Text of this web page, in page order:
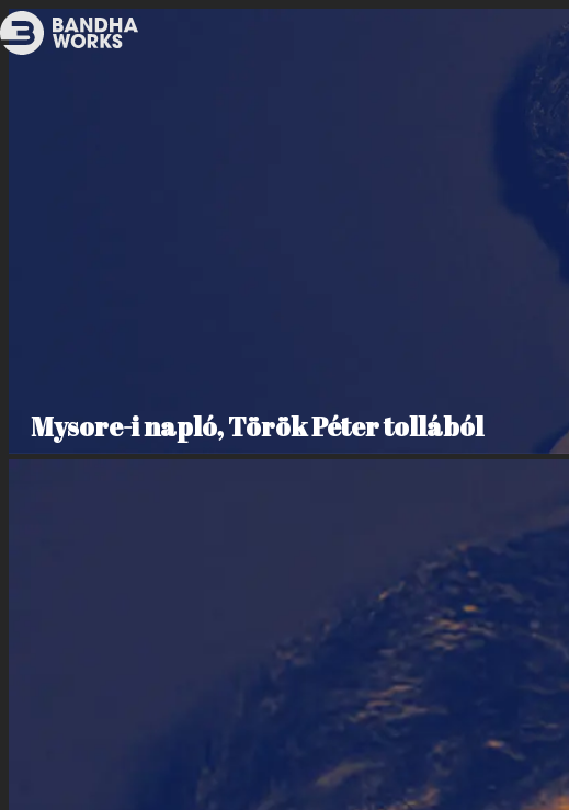
Mysore-i napló, Török Péter tollából